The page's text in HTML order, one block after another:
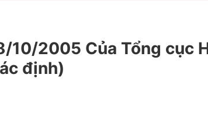
2005 Của Tổng cục
định)